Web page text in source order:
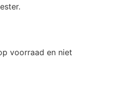
voorraad en niet